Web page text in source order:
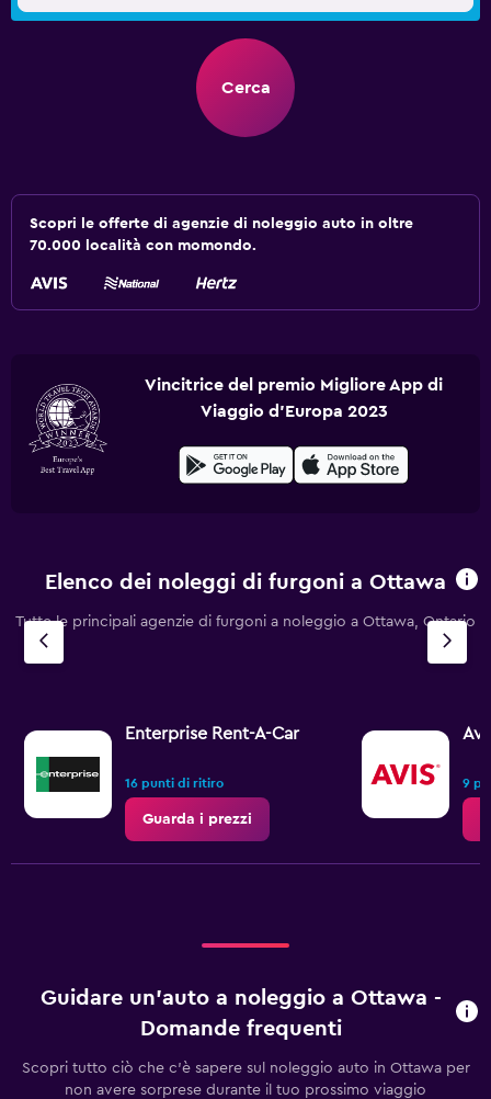
Cerca
Scopri le offerte di agenzie di noleggio auto in oltre
70.000 località con momondo.
Vincitrice del premio Migliore App di
Viaggio d'Europa 2023
Elenco dei noleggi di furgoni a Ottawa
Tutte le principali agenzie di furgoni a noleggio a Ottawa, Ontario
Enterprise Rent-A-Car
16 punti di ritiro
Guarda i prezzi
9
Guidare un'auto a noleggio a Ottawa -
Domande frequenti
Scopri tutto ciò che c'è sapere sul noleggio auto in Ottawa per
non avere sorprese durante il tuo prossimo viaggio